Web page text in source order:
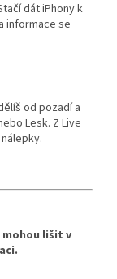
dát iPhony k
informace se
od pozadí a
Lesk. Z Live
lišit v